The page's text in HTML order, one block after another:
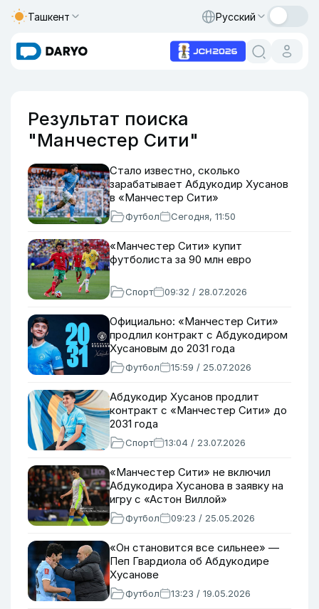
Ташкент Русский
Результат поиска
"Манчестер Сити"
Стало известно, сколько
зарабатывает Абдукодир Хусанов
в «Манчестер Сити»
Футбол Сегодня, 11:50
«Манчестер Сити» купит
футболиста за 90 млн евро
Спорт 09:32 / 28.07.2026
Официально: «Манчестер Сити»
продлил контракт с Абдукодиром
Хусановым до 2031 года
Футбол 15:59 / 25.07.2026
Абдукодир Хусанов продлит
контракт с «Манчестер Сити» до
2031 года
Спорт 13:04 / 23.07.2026
«Манчестер Сити» не включил
Абдукодира Хусанова в заявку на
игру с «Астон Виллой»
Футбол 09:23 / 25.05.2026
«Он становится все сильнее» —
Пеп Гвардиола об Абдукодире
Хусанове
Футбол 13:23 / 19.05.2026